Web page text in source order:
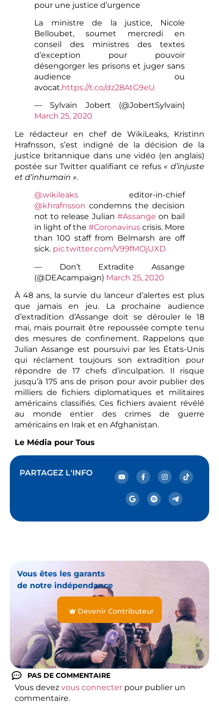
pour une justice d’urgence
La ministre de la justice, Nicole
Belloubet, soumet mercredi en
conseil des ministres des textes
d’exception pour pouvoir
désengorger les prisons et juger sans
audience ou
avocat.https://t.co/dz28AtG9eU
— Sylvain Jobert (@JobertSylvain)
March 25, 2020
Le rédacteur en chef de WikiLeaks, Kristinn
Hrafnsson, s’est indigné de la décision de la
justice britannique dans une vidéo (en anglais)
postée sur Twitter qualifiant ce refus « d’injuste
et d’inhumain ».
@wikileaks editor-in-chief
@khrafnsson condemns the decision
not to release Julian #Assange on bail
in light of the #Coronavirus crisis. More
than 100 staff from Belmarsh are off
sick. pic.twitter.com/V99fMOjUXD
— Don’t Extradite Assange
(@DEAcampaign) March 25, 2020
À 48 ans, la survie du lanceur d’alertes est plus
que jamais en jeu. La prochaine audience
d’extradition d’Assange doit se dérouler le 18
mai, mais pourrait être repoussée compte tenu
des mesures de confinement. Rappelons que
Julian Assange est poursuivi par les États-Unis
qui réclament toujours son extradition pour
répondre de 17 chefs d’inculpation. Il risque
jusqu’à 175 ans de prison pour avoir publier des
milliers de fichiers diplomatiques et militaires
américains classifiés. Ces fichiers avaient révélé
au monde entier des crimes de guerre
américains en Irak et en Afghanistan.
Le Média pour Tous
PARTAGEZ L'INFO
Vous êtes les garants
de notre indépendance
Devenir Contributeur
PAS DE COMMENTAIRE
Vous devez vous connecter pour publier un
commentaire.